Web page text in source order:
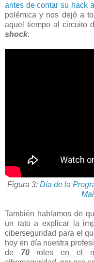
antes de contar su hack
polémica y nos dejó a
aquel tiempo al circuito
shock.
Figura 3: Día de la
También hablamos de
un rato a explicar la
ciberseguridad para el
hoy en día nuestra
de 70roles en el